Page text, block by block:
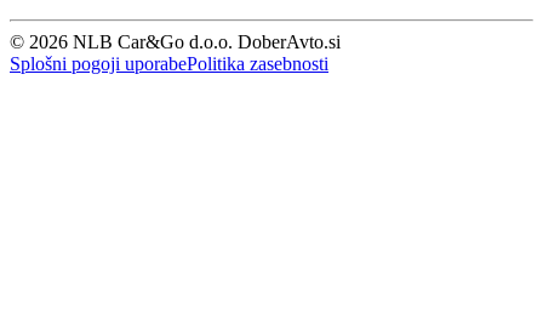
© 2026 NLB Car&Go d.o.o. DoberAvto.si
Splošni pogoji uporabePolitika zasebnosti